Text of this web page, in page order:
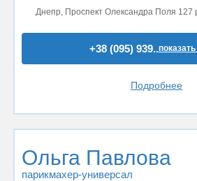
Днепр, Проспект Олександра Поля 127
+38 (095) 939..
Подробнее
Ольга Павлова
парикмахер-универсал